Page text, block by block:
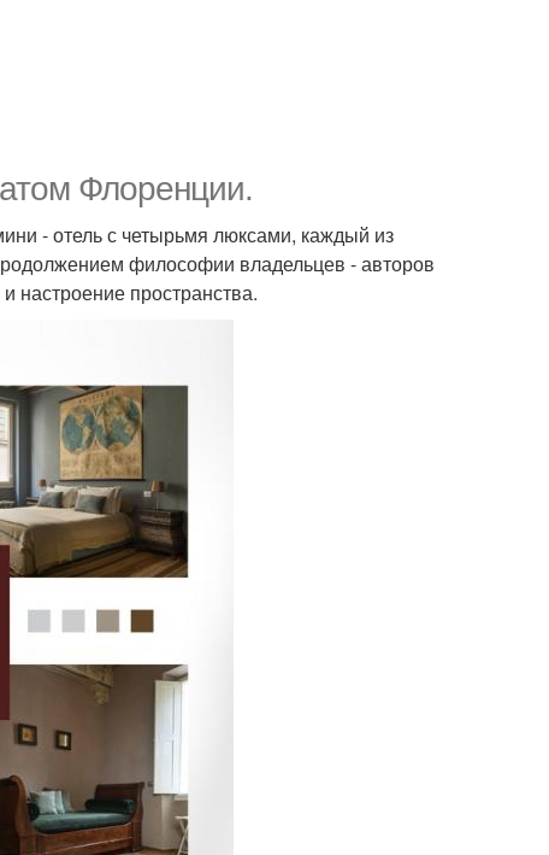
Флоренции.
- отель с четырьмя люксами, каждый из
философии владельцев - авторов
настроение пространства.